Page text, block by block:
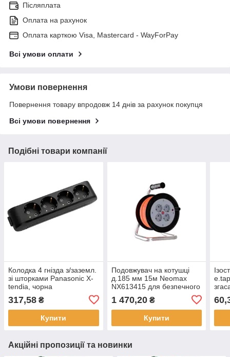
Післяплата
Оплата на рахунок
Оплата карткою Visa, Mastercard - WayForPay
Всі умови оплати
Умови повернення
Повернення товару впродовж 14 днів за рахунок покупця
Всі умови повернення
Подібні товари компанії
Колодка 4 гнізда з/заземл.
зі шторками Panasonic X-
tendia, чорна
317,58 ₴
Купити
Подовжувач на котушці
д.185 мм 15м Neomax
NX613415 для безпечного
підключення
електроприладів
1 470,20₴
Купити
Акційні пропозиції та новинки